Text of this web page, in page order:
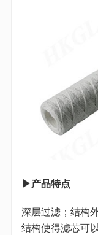
▶产品特点
深层过滤；结构
结构使得滤芯可